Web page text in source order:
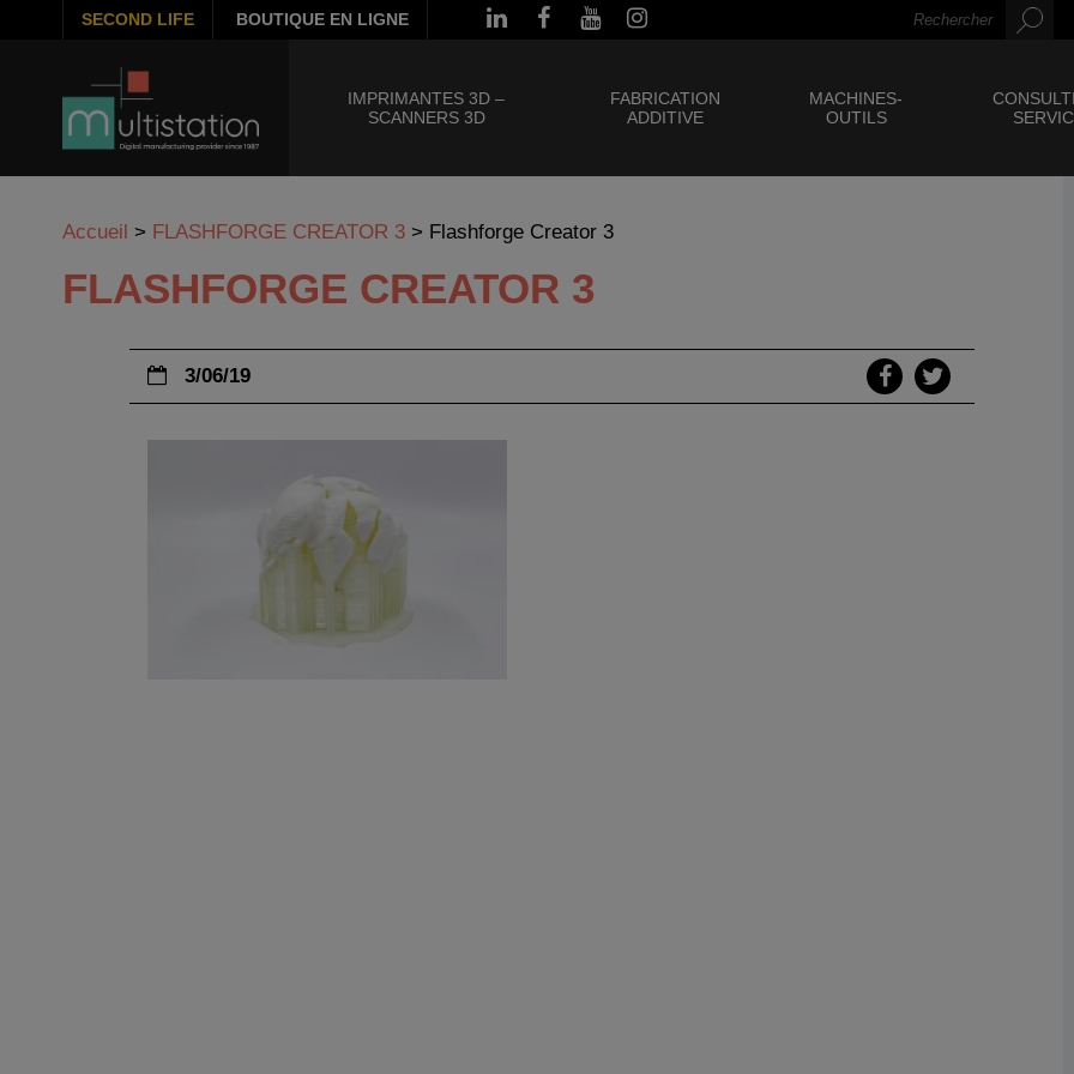
SECOND LIFE BOUTIQUE EN LIGNE
IMPRIMANTES 3D –
SCANNERS 3D
FABRICATION
ADDITIVE
MACHINES-
OUTILS
Accueil > FLASHFORGE CREATOR 3 > Flashforge Creator 3
FLASHFORGE CREATOR 3
3/06/19